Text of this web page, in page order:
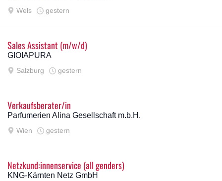
Wels gestern
Sales Assistant (m/w/d)
GIOIAPURA
Salzburg gestern
Verkaufsberater/in
Parfumerien Alina Gesellschaft m.b.H.
Wien gestern
Netzkund:innenservice (all genders)
KNG-Kärnten Netz GmbH